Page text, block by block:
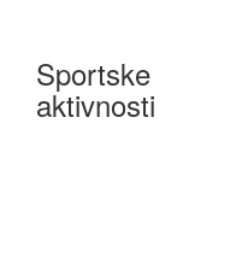
Sportske
aktivnosti